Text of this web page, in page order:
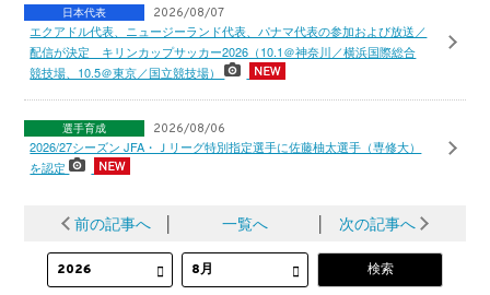
日本代表 2026/08/07
エクアドル代表、ニュージーランド代表、パナマ代表の参加および放送／
配信が決定 キリンカップサッカー2026（10.1＠神奈川／横浜国際総合
競技場、10.5＠東京／国立競技場）
選手育成 2026/08/06
2026/27シーズン JFA・Ｊリーグ特別指定選手に佐藤柚太選手（専修大）
を認定
前の記事へ │ 一覧へ │ 次の記事へ